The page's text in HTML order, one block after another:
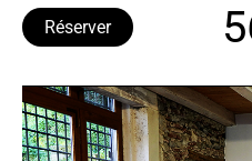
Réserver